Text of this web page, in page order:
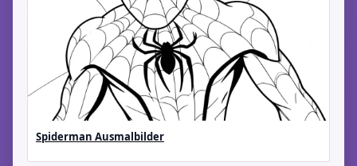
Spiderman Ausmalbilder